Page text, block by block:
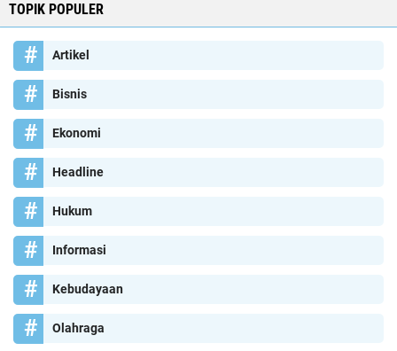
TOPIK POPULER
Artikel
Bisnis
Ekonomi
Headline
Hukum
Informasi
Kebudayaan
Olahraga